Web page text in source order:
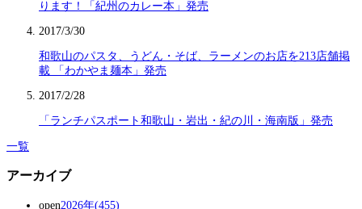
ります！「紀州のカレー本」発売
2017/3/30
和歌山のパスタ、うどん・そば、ラーメンのお店を213店舗掲
載 「わかやま麺本」発売
2017/2/28
「ランチパスポート和歌山・岩出・紀の川・海南版」発売
一覧
アーカイブ
open2026年(455)